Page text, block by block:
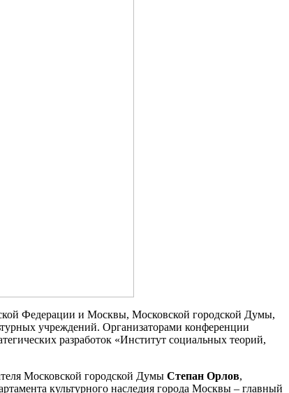
Федерации и Москвы, Московской городской Думы,
учреждений. Организаторами конференции
разработок «Институт социальных теорий,
Московской городской Думы Степан Орлов,
культурного наследия города Москвы – главный